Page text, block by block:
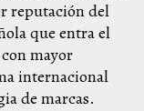
reputación del
que entra el
mayor
internacional
de marcas.